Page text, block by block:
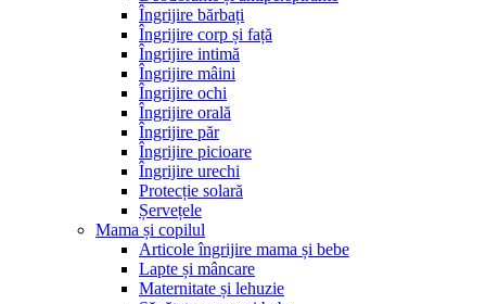
Îngrijire bărbați
Îngrijire corp și față
Îngrijire intimă
Îngrijire mâini
Îngrijire ochi
Îngrijire orală
Îngrijire păr
Îngrijire picioare
Îngrijire urechi
Protecție solară
Șervețele
Mama și copilul
Articole îngrijire mama și bebe
Lapte și mâncare
Maternitate și lehuzie